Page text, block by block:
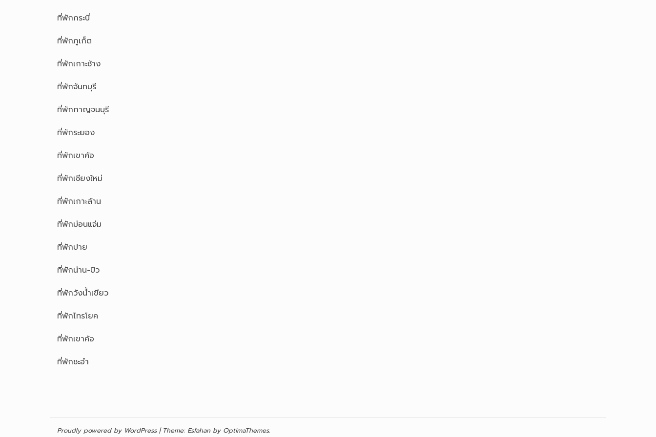
ที่พักกระบี่
ที่พักภูเก็ต
ที่พักเกาะช้าง
ที่พักจันทบุรี
ที่พักกาญจนบุรี
ที่พักระยอง
ที่พักเขาค้อ
ที่พักเชียงใหม่
ที่พักเกาะล้าน
ที่พักม่อนแจ่ม
ที่พักปาย
ที่พักน่าน-ปัว
ที่พักวังน้ำเขียว
ที่พักไทรโยค
ที่พักเขาค้อ
ที่พักชะอำ
Proudly powered by WordPress | Theme: Esfahan by OptimaThemes.